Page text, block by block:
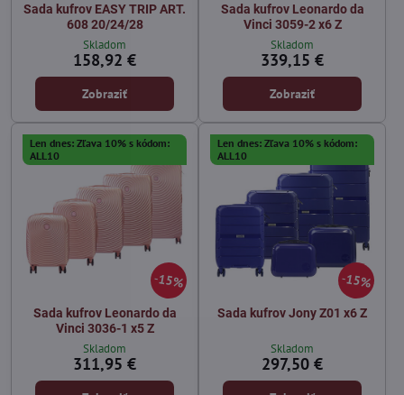
Sada kufrov EASY TRIP ART.
608 20/24/28
Skladom
158,92 €
Zobraziť
Sada kufrov Leonardo da
Vinci 3059-2 x6 Z
Skladom
339,15 €
Zobraziť
15%
Len dnes: Zľava 10% s kódom:
ALL10
Sada kufrov Leonardo da
Vinci 3036-1 x5 Z
Skladom
311,95 €
15%
Len dnes: Zľava 10% s kódom:
ALL10
Sada kufrov Jony Z01 x6 Z
Skladom
297,50 €